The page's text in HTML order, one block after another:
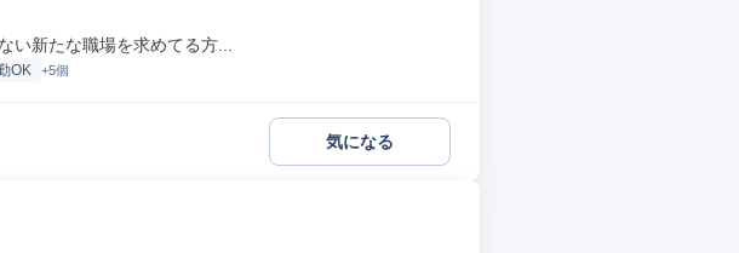
新たな職場を求めてる方...
OK +5個
気になる